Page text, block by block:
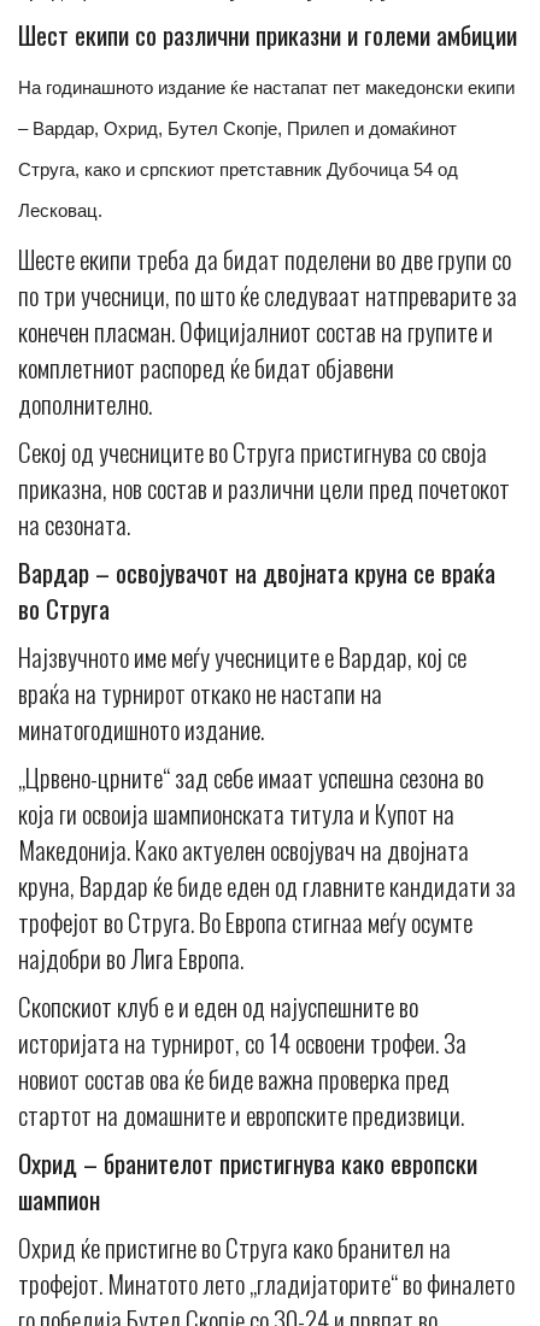
Шест екипи со различни приказни и големи амбиции
На годинашното издание ќе настапат пет македонски екипи
– Вардар, Охрид, Бутел Скопје, Прилеп и домаќинот
Струга, како и српскиот претставник Дубочица 54 од
Лесковац.
Шесте екипи треба да бидат поделени во две групи со
по три учесници, по што ќе следуваат натпреварите за
конечен пласман. Официјалниот состав на групите и
комплетниот распоред ќе бидат објавени
дополнително.
Секој од учесниците во Струга пристигнува со своја
приказна, нов состав и различни цели пред почетокот
на сезоната.
Вардар – освојувачот на двојната круна се враќа
во Струга
Најзвучното име меѓу учесниците е Вардар, кој се
враќа на турнирот откако не настапи на
минатогодишното издание.
„Црвено-црните“ зад себе имаат успешна сезона во
која ги освоија шампионската титула и Купот на
Македонија. Како актуелен освојувач на двојната
круна, Вардар ќе биде еден од главните кандидати за
трофејот во Струга. Во Европа стигнаа меѓу осумте
најдобри во Лига Европа.
Скопскиот клуб е и еден од најуспешните во
историјата на турнирот, со 14 освоени трофеи. За
новиот состав ова ќе биде важна проверка пред
стартот на домашните и европските предизвици.
Охрид – бранителот пристигнува како европски
шампион
Oхрид ќе пристигне во Струга како бранител на
трофејот. Минатото лето „гладијаторите“ во финалето